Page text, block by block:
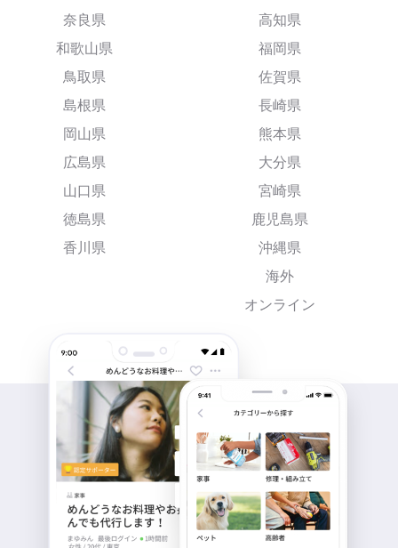
奈良県
和歌山県
鳥取県
島根県
岡山県
広島県
山口県
徳島県
香川県
高知県
福岡県
佐賀県
長崎県
熊本県
大分県
宮崎県
鹿児島県
沖縄県
海外
オンライン